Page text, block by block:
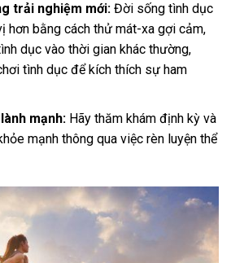
trải nghiệm mới:Đời sống tình dục
hơn bằng cách thử mát-xa gợi cảm,
dục vào thời gian khác thường,
tình dục để kích thích sự ham
mạnh: Hãy thăm khám định kỳ và
mạnh thông qua việc rèn luyện thể